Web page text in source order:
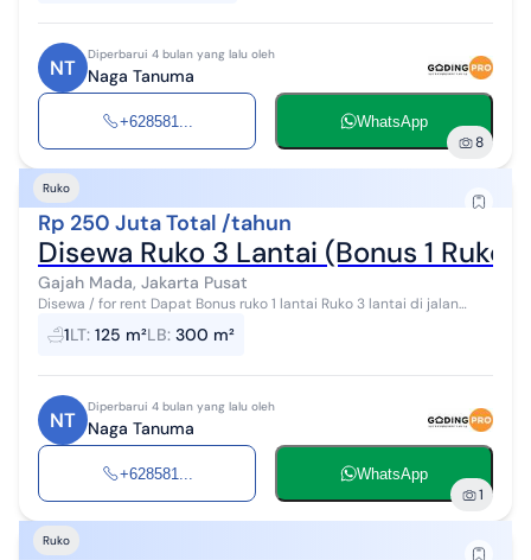
NT
Diperbarui 4 bulan yang lalu oleh
Naga Tanuma
+628581... WhatsApp
8
Ruko
Rp 250 Juta Total /tahun
Disewa Ruko 3 Lantai (Bonus 1 Ruko
Gajah Mada, Jakarta Pusat
Disewa / for rent Dapat Bonus ruko 1 lantai Ruko 3 lantai di jalan
kejayaan kota. (Belakang jalan Gajah Mada) Cocok utk jnt, kantor,
gudang, kost...
1LT: 125 m²LB: 300 m²
NT
Diperbarui 4 bulan yang lalu oleh
Naga Tanuma
+628581... WhatsApp
1
Ruko